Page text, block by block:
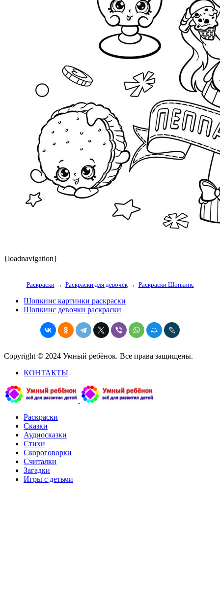
{loadnavigation}
Раскраски→ Раскраски для девочек→ Раскраски Шопкинс
Шопкинс картинки раскраски
Шопкинс девочки раскраски
Copyright © 2024 Умный ребёнок. Все права защищены.
КОНТАКТЫ
Раскраски
Сказки
Аудиосказки
Стихи
Скороговорки
Считалки
Загадки
Игры с детьми